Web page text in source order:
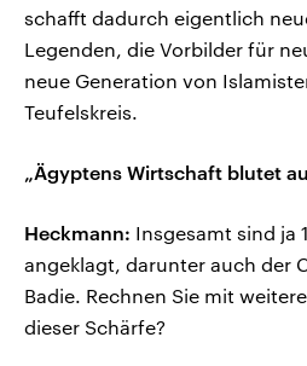
schafft dadurch eigentlich
Legenden, die Vorbilder für
neue Generation von
Teufelskreis.
„Ägyptens Wirtschaft blutet
Heckmann: Insgesamt sind ja
angeklagt, darunter auch der
Badie. Rechnen Sie mit
dieser Schärfe?